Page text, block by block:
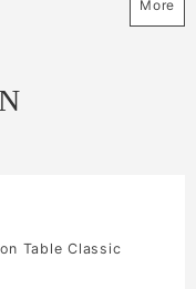
More
Table Classic